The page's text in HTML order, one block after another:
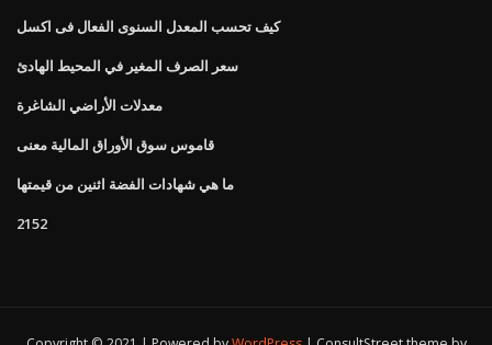
كيف تحسب المعدل السنوى الفعال فى اكسل
سعر الصرف المغير في المحيط الهادئ
معدلات الأراضي الشاغرة
قاموس سوق الأوراق المالية معنى
ما هي شهادات الفضة اثنين من قيمتها
2152